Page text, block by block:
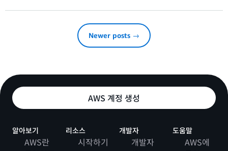
Newer posts →
AWS 계정 생성
알아보기
AWS란
리소스
시작하기
개발자
개발자
도움말
AWS에